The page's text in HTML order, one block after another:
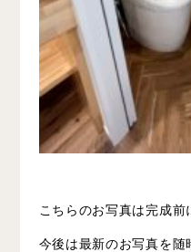
こちらのお写真は完成前
今後は最新のお写真を随